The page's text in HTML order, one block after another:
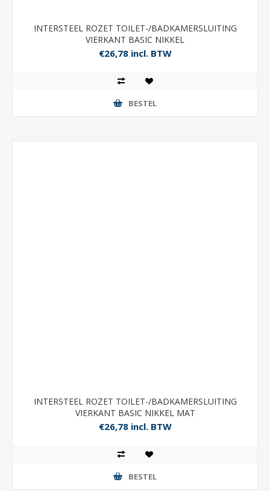
INTERSTEEL ROZET TOILET-/BADKAMERSLUITING
VIERKANT BASIC NIKKEL
€26,78 incl. BTW
BESTEL
INTERSTEEL ROZET TOILET-/BADKAMERSLUITING
VIERKANT BASIC NIKKEL MAT
€26,78 incl. BTW
BESTEL